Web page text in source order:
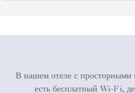
В нашем отеле с просторными
есть бесплатный Wi-Fi,